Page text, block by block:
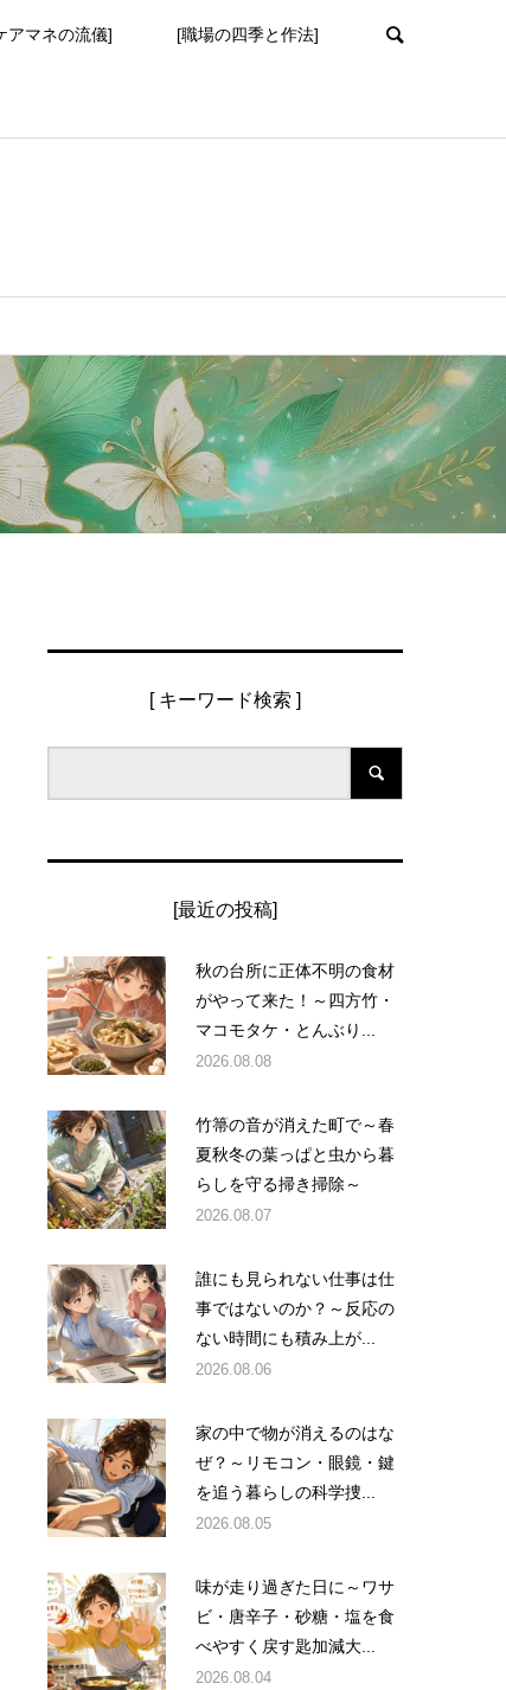
アマネの流儀] [職場の四季と作法]
[ キーワード検索 ]
[最近の投稿]
秋の台所に正体不明の食材
がやって来た！～四方竹・
マコモタケ・とんぶり...
2026.08.08
竹箒の音が消えた町で～春
夏秋冬の葉っぱと虫から暮
らしを守る掃き掃除～
2026.08.07
誰にも見られない仕事は仕
事ではないのか？～反応の
ない時間にも積み上が...
2026.08.06
家の中で物が消えるのはな
ぜ？～リモコン・眼鏡・鍵
を追う暮らしの科学捜...
2026.08.05
味が走り過ぎた日に～ワサ
ビ・唐辛子・砂糖・塩を食
べやすく戻す匙加減大...
2026.08.04